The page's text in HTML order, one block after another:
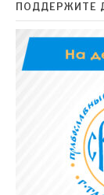
ПОДДЕРЖИТЕ